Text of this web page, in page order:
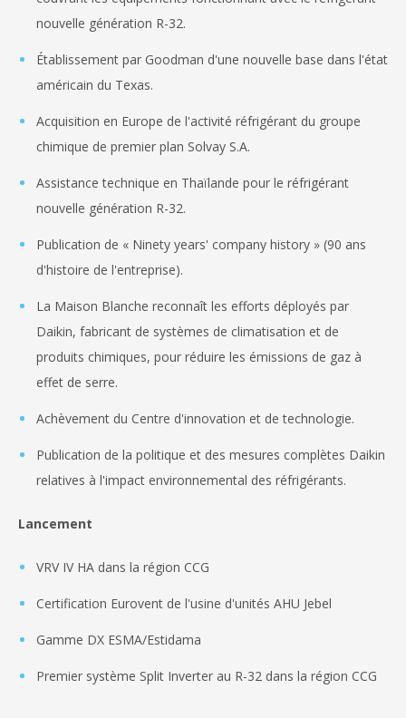
nouvelle génération R-32.
Établissement par Goodman d'une nouvelle base dans l'état
américain du Texas.
Acquisition en Europe de l'activité réfrigérant du groupe
chimique de premier plan Solvay S.A.
Assistance technique en Thaïlande pour le réfrigérant
nouvelle génération R-32.
Publication de « Ninety years' company history » (90 ans
d'histoire de l'entreprise).
La Maison Blanche reconnaît les efforts déployés par
Daikin, fabricant de systèmes de climatisation et de
produits chimiques, pour réduire les émissions de gaz à
effet de serre.
Achèvement du Centre d'innovation et de technologie.
Publication de la politique et des mesures complètes Daikin
relatives à l'impact environnemental des réfrigérants.
Lancement
VRV IV HA dans la région CCG
Certification Eurovent de l'usine d'unités AHU Jebel
Gamme DX ESMA/Estidama
Premier système Split Inverter au R-32 dans la région CCG